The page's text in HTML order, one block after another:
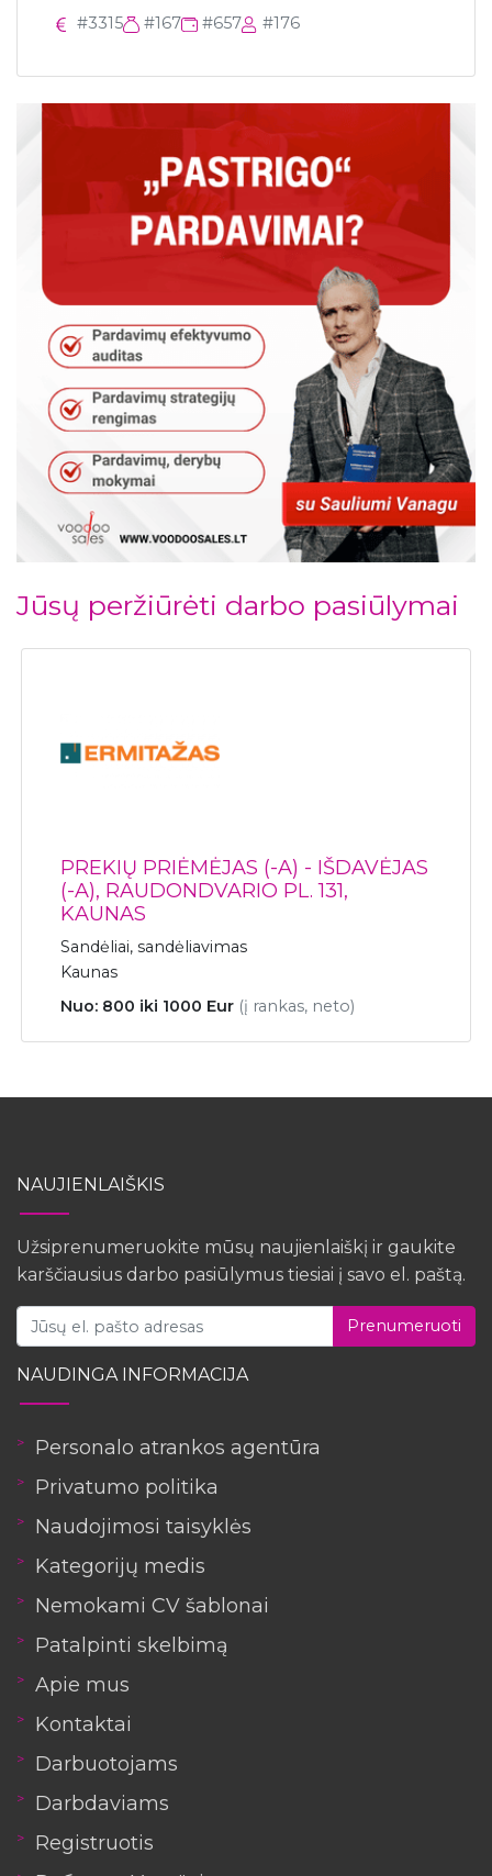
#3315 #167 #657 #176
Jūsų peržiūrėti darbo pasiūlymai
PREKIŲ PRIĖMĖJAS (-A) - IŠDAVĖJAS
(-A), RAUDONDVARIO PL. 131,
KAUNAS
Sandėliai, sandėliavimas
Kaunas
Nuo: 800 iki 1000 Eur (į rankas, neto)
NAUJIENLAIŠKIS
Užsiprenumeruokite mūsų naujienlaiškį ir gaukite
karščiausius darbo pasiūlymus tiesiai į savo el. paštą.
Prenumeruoti
NAUDINGA INFORMACIJA
Personalo atrankos agentūra
Privatumo politika
Naudojimosi taisyklės
Kategorijų medis
Nemokami CV šablonai
Patalpinti skelbimą
Apie mus
Kontaktai
Darbuotojams
Darbdaviams
Registruotis